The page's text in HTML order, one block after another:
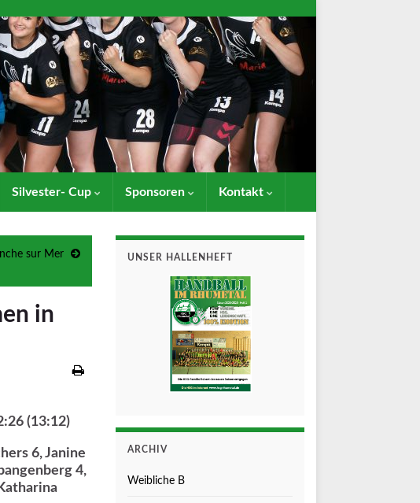
Silvester- Cup Sponsoren Kontakt
sur Mer
in
(13:12)
6, Janine
4,
UNSER HALLENHEFT
ARCHIV
Weibliche B